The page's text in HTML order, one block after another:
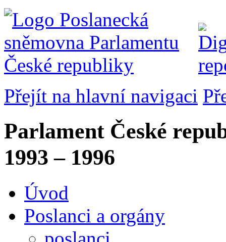
Přejít na hlavní navigaci
Parlament České
1993 – 1996
Úvod
Poslanci a orgány